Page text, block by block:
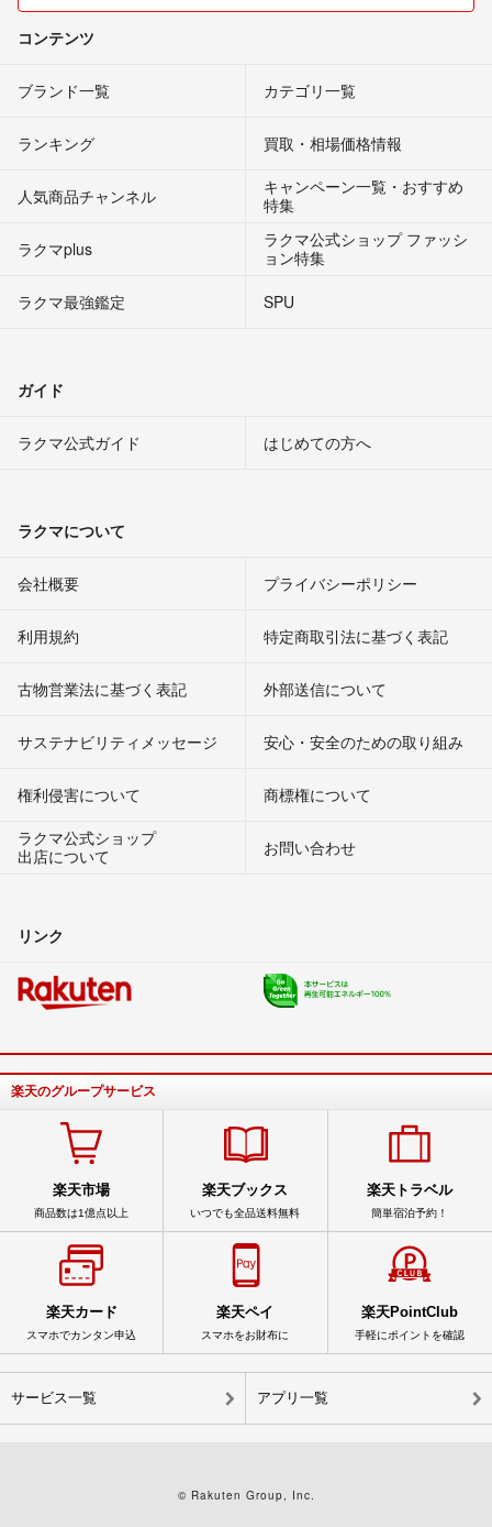
コンテンツ
ブランド一覧 カテゴリ一覧
ランキング 買取・相場価格情報
人気商品チャンネル
キャンペーン一覧・おすすめ
特集
ラクマplus
ラクマ公式ショップ ファッシ
ョン特集
ラクマ最強鑑定
SPU
ガイド
ラクマ公式ガイド はじめての方へ
ラクマについて
会社概要 プライバシーポリシー
利用規約 特定商取引法に基づく表記
古物営業法に基づく表記 外部送信について
サステナビリティメッセージ 安心・安全のための取り組み
権利侵害について
商標権について
ラクマ公式ショップ
出店について
お問い合わせ
リンク
楽天のグループサービス
楽天市場
商品数は1億点以上
楽天ブックス
いつでも全品送料無料
楽天トラベル
簡単宿泊予約！
楽天カード
スマホでカンタン申込
楽天ペイ
スマホをお財布に
楽天PointClub
手軽にポイントを確認
サービス一覧 アプリ一覧
© Rakuten Group, Inc.